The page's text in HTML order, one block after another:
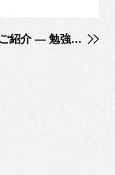
会員さまご紹介 ― 勉強カフェで出会った仲間の影響で